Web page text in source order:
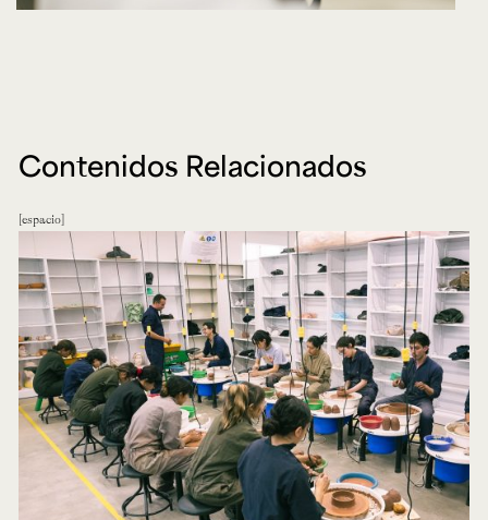
Contenidos Relacionados
espacio